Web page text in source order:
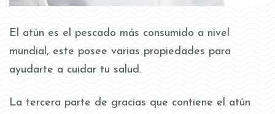
El atún es el pescado más consumido a nivel
mundial, este posee varias propiedades para
ayudarte a cuidar tu salud.
La tercera parte de gracias que contiene el atún